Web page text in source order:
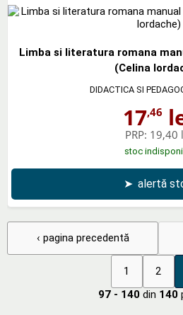
Limba si literatura romana
(Celina
DIDACTICA SI
17,46
PRP: 19,40
stoc
➤ alertă
‹ pagina precedentă
1 2
97 - 140din 140